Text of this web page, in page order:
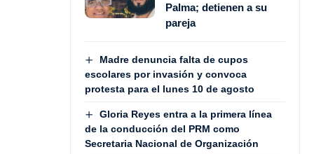
Palma; detienen a su
pareja
Madre denuncia falta de cupos
escolares por invasión y convoca
protesta para el lunes 10 de agosto
Gloria Reyes entra a la primera línea
de la conducción del PRM como
Secretaria Nacional de Organización